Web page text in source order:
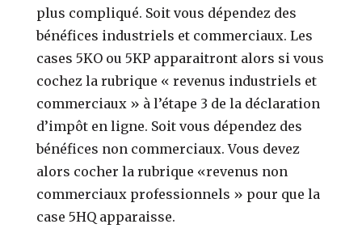
plus compliqué. Soit vous dépendez des
bénéfices industriels et commerciaux. Les
cases 5KO ou 5KP apparaitront alors si vous
cochez la rubrique « revenus industriels et
commerciaux » à l’étape 3 de la déclaration
d’impôt en ligne. Soit vous dépendez des
bénéfices non commerciaux. Vous devez
alors cocher la rubrique «revenus non
commerciaux professionnels » pour que la
case 5HQ apparaisse.